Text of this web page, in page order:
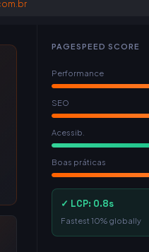
PAGESPEED SCORE
Performance
SEO
Acessib.
Boas práticas
✓ LCP: 0.8s
Fastest 10% globally